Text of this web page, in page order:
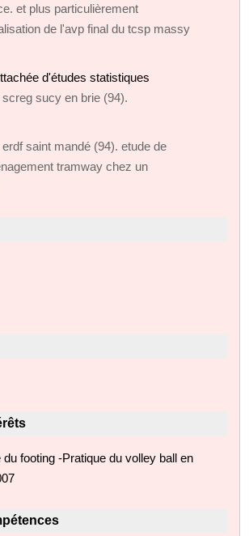
et plus particulièrement
de l'avp final du tcsp massy
d'études statistiques
sucy en brie (94).
saint mandé (94). etude de
tramway chez un
du footing -Pratique du volley ball en